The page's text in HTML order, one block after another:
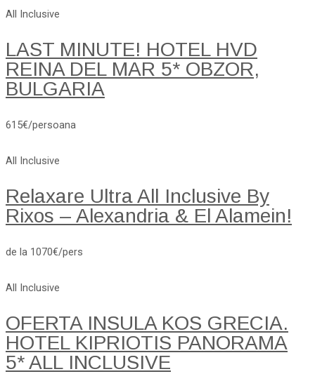
All Inclusive
LAST MINUTE! HOTEL HVD
REINA DEL MAR 5* OBZOR,
BULGARIA
615€/persoana
All Inclusive
Relaxare Ultra All Inclusive By
Rixos – Alexandria & El Alamein!
de la 1070€/pers
All Inclusive
OFERTA INSULA KOS GRECIA.
HOTEL KIPRIOTIS PANORAMA
5* ALL INCLUSIVE